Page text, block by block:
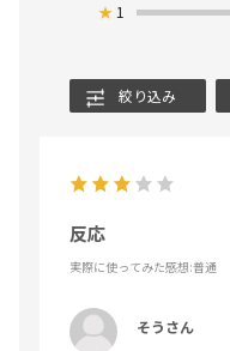
★ 1
絞り込み
反応
実際に使ってみた感想:普通
そうさん